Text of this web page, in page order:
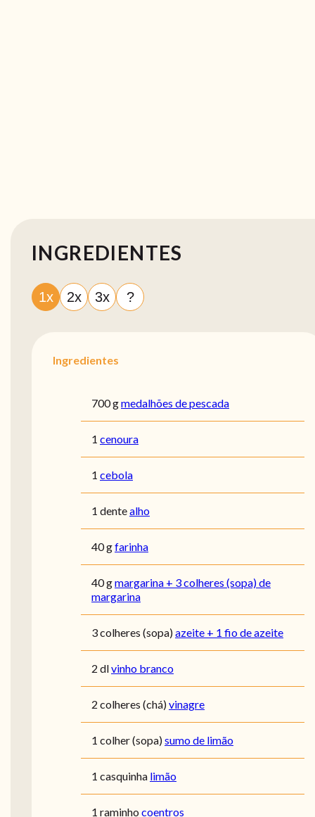
INGREDIENTES
1x 2x 3x ?
Ingredientes
700 gmedalhões de pescada
1 cenoura
1 cebola
1 dentealho
40 gfarinha
40 gmargarina + 3 colheres (sopa) de
margarina
3 colheres (sopa)azeite + 1 fio de azeite
2 dlvinho branco
2 colheres (chá)vinagre
1 colher (sopa)sumo de limão
1 casquinha limão
1 raminho coentros